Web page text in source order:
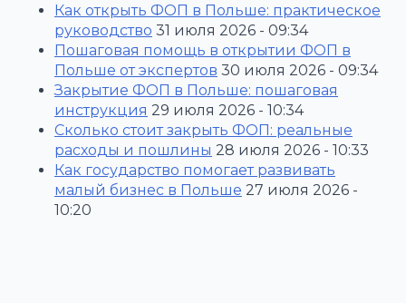
Как открыть ФОП в Польше: практическое
руководство 31 июля 2026 - 09:34
Пошаговая помощь в открытии ФОП в
Польше от экспертов 30 июля 2026 - 09:34
Закрытие ФОП в Польше: пошаговая
инструкция 29 июля 2026 - 10:34
Сколько стоит закрыть ФОП: реальные
расходы и пошлины 28 июля 2026 - 10:33
Как государство помогает развивать
малый бизнес в Польше 27 июля 2026 -
10:20